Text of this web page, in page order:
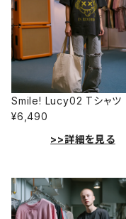
Smile! Lucy02 Tシャツ
¥6,490
>>詳細を見る